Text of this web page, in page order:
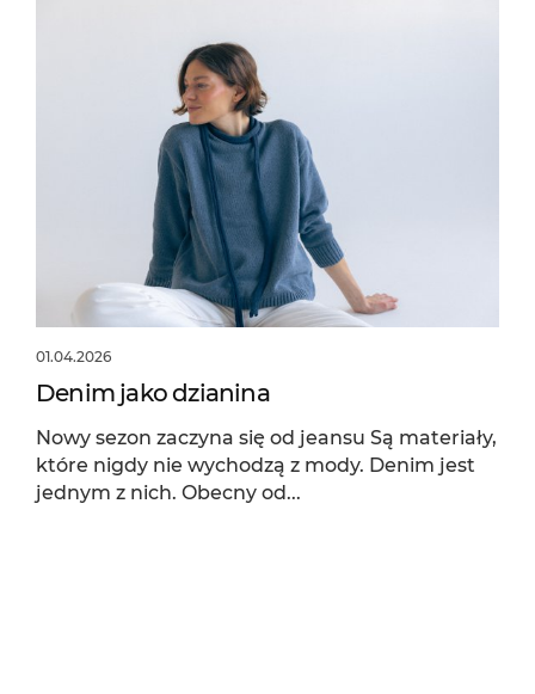
01.04.2026
Denim jako dzianina
Nowy sezon zaczyna się od jeansu Są materiały,
które nigdy nie wychodzą z mody. Denim jest
jednym z nich. Obecny od...